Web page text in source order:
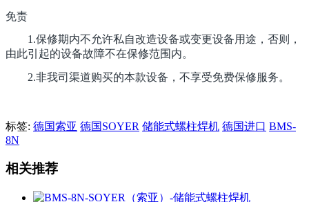
免责
1.保修期内不允许私自改造设备或变更设备用途，否则，
由此引起的设备故障不在保修范围内。
2.非我司渠道购买的本款设备，不享受免费保修服务。
标签: 德国索亚 德国SOYER 储能式螺柱焊机 德国进口 BMS-
8N
相关推荐